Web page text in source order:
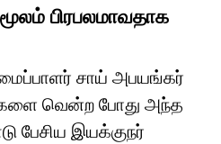
பிரபலமாவதாக
சாய் அபயங்கர்
வென்ற போது அந்த
பேசிய இயக்குநர்